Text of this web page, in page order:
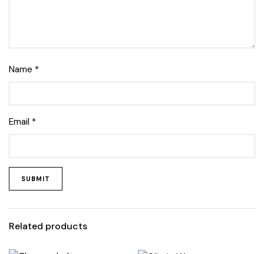
Name *
Email *
Related products